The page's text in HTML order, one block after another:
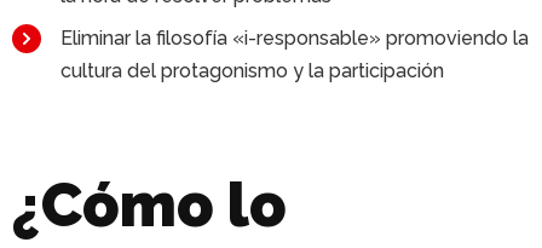
Eliminar la filosofía «i-responsable» promoviendo la
cultura del protagonismo y la participación
¿Cómo lo